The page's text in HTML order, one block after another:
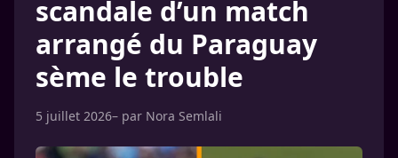
scandale d’un match
arrangé du Paraguay
sème le trouble
5 juillet 2026– par Nora Semlali